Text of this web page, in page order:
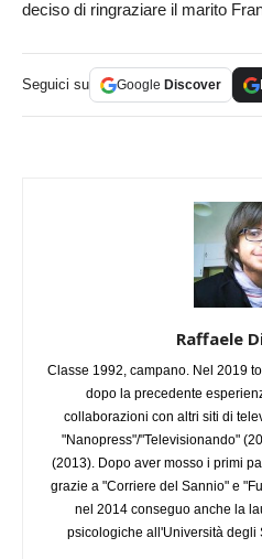
deciso di ringraziare il marito
Seguici su Google Discover
Raffaele
Classe 1992, campano. Nel 2019
dopo la precedente
collaborazioni con altri siti di
"Nanopress"/"Televisionando"
(2013). Dopo aver mosso i primi
grazie a "Corriere del Sannio" e
nel 2014 conseguo anche la
psicologiche all'Università degli